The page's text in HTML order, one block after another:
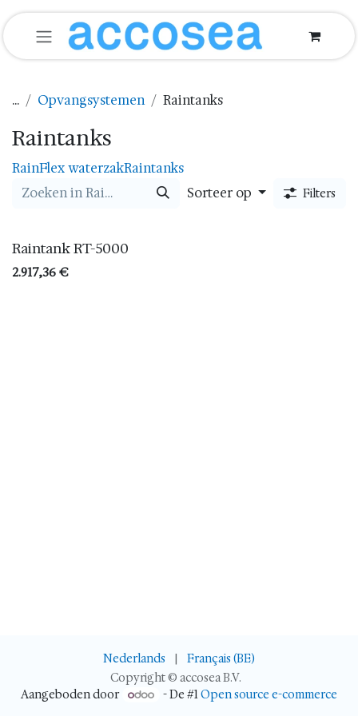
Overslaan naar inhoud
... Opvangsystemen Raintanks
Raintanks
RainFlex waterzakRaintanks
Sorteer op
Filters
Raintank RT-5000
2.917,36 €
Copyright © accosea B.V.
Nederlands | Français (BE)
Aangeboden door - De #1Open source e-commerce